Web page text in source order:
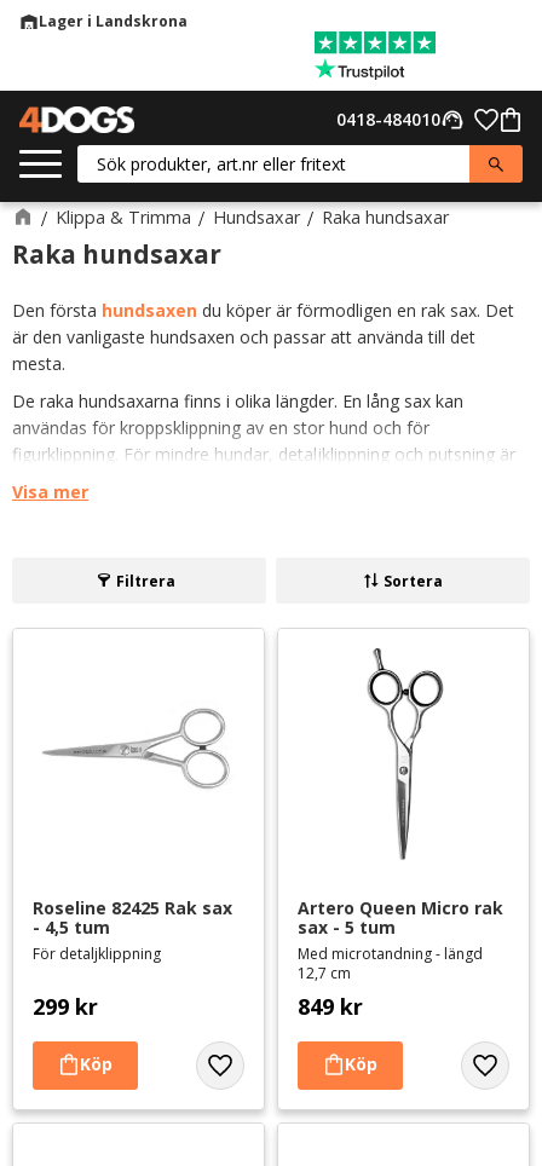
warehouseLager i Landskrona
support_agent
0418-484010
Klippa & Trimma Hundsaxar Raka hundsaxar
Raka hundsaxar
Den första hundsaxen du köper är förmodligen en rak sax. Det
är den vanligaste hundsaxen och passar att använda till det
mesta.
De raka hundsaxarna finns i olika längder. En lång sax kan
användas för kroppsklippning av en stor hund och för
figurklippning. För mindre hundar, detaljklippning och putsning är
en kort sax lämpligare.
Visa mer
Filtrera Sortera
Roseline 82425 Rak sax
- 4,5 tum
För detaljklippning
299 kr
Lägg till i favoriter
Artero Queen Micro rak
sax - 5 tum
Med microtandning - längd
12,7 cm
849 kr
Lägg